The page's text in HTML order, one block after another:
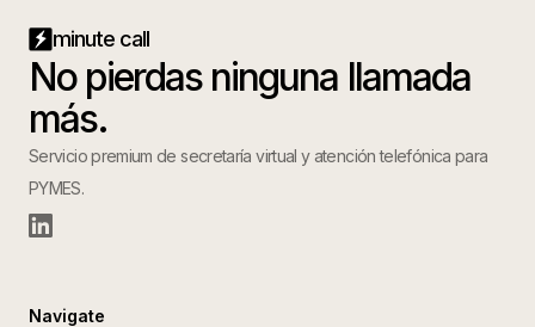
minute call
No pierdas ninguna llamada
más.
Servicio premium de secretaría virtual y atención telefónica para
PYMES.
Navigate